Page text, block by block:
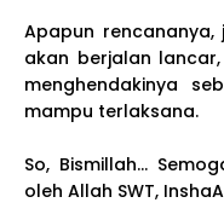
Apapun
akan berjalan
menghendakinya
mampu terlaksana.
So, Bismillah...
oleh Allah SWT,